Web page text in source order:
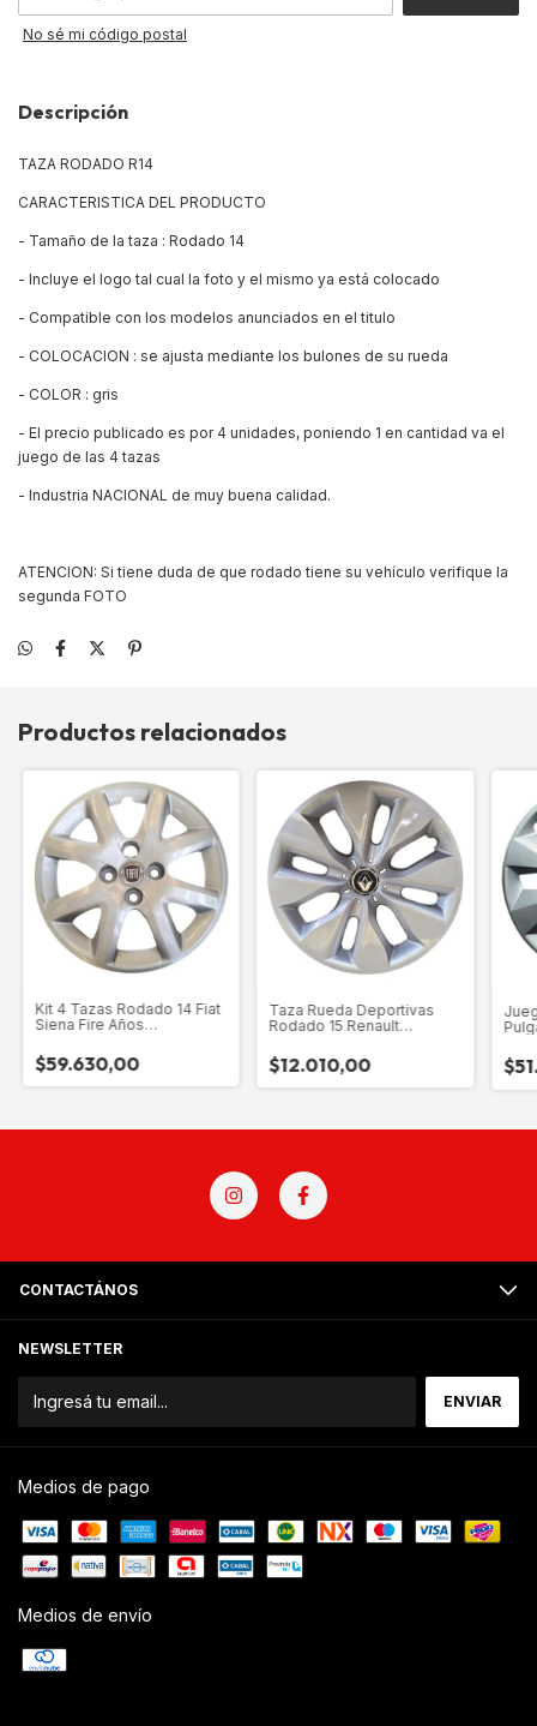
No sé mi código postal
Descripción
TAZA RODADO R14
CARACTERISTICA DEL PRODUCTO
- Tamaño de la taza : Rodado 14
- Incluye el logo tal cual la foto y el mismo ya está colocado
- Compatible con los modelos anunciados en el titulo
- COLOCACION : se ajusta mediante los bulones de su rueda
- COLOR : gris
- El precio publicado es por 4 unidades, poniendo 1 en cantidad va el
juego de las 4 tazas
- Industria NACIONAL de muy buena calidad.
ATENCION: Si tiene duda de que rodado tiene su vehículo verifique la
segunda FOTO
Productos relacionados
Kit 4 Tazas Rodado 14 Fiat
Siena Fire Años
$59.630,00
Taza Rueda Deportivas
Rodado 15 Renault
$12.010,00
CONTACTÁNOS
NEWSLETTER
Medios de pago
Medios de envío